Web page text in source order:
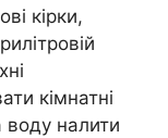
кірки,
кімнатні
воду налити